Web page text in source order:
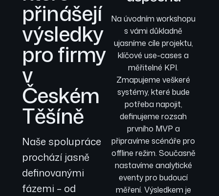
přinášejí
výsledky
pro firmy
v
Českém
Těšíně
Naše spolupráce
prochází jasně
definovanými
fázemi – od
Na úvodním workshopu
s vámi důkladně
ujasníme cíle projektu,
klíčové use-cases a
měřitelné KPI.
Zmapujeme veškeré
systémy, které bude
potřeba napojit,
definujeme rozsah
prvního MVP a
připravíme scénáře pro
offline režim. Současně
nastavíme analytické
eventy pro budoucí
měření. Výsledkem je